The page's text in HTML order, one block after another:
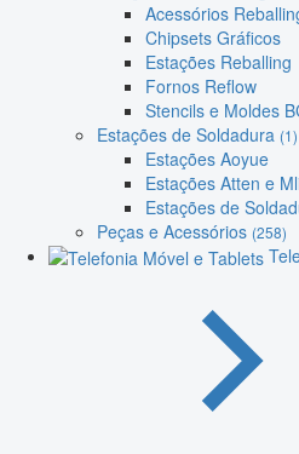
Acessórios
Chipsets Gráficos
Estações Reballing
Fornos Reflow
Stencils e Moldes
Estações de Soldadura (1)
Estações Aoyue
Estações Atten e
Estações de
Peças e Acessórios (258)